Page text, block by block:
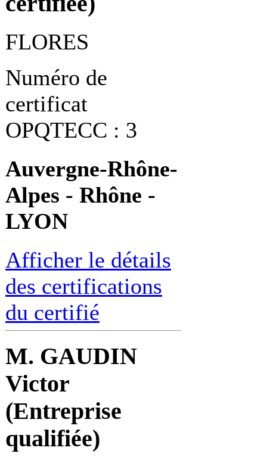
FLORES
Numéro de
certificat
OPQTECC : 3
Auvergne-Rhône-
Alpes - Rhône -
LYON
Afficher le détails
des certifications
du certifié
M. GAUDIN
Victor
(Entreprise
qualifiée)